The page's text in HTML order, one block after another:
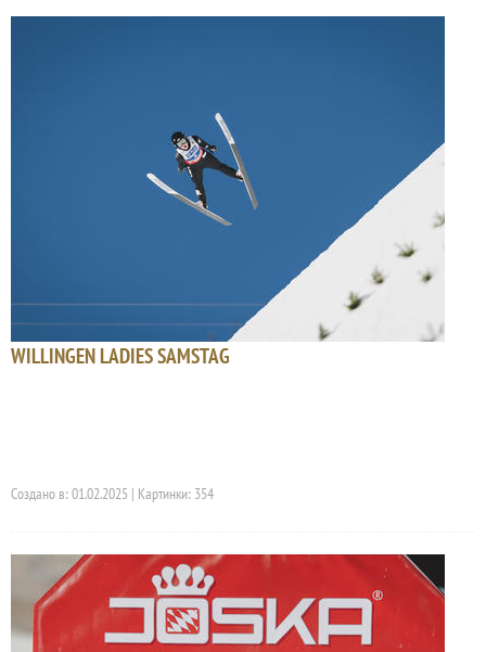
WILLINGEN LADIES SAMSTAG
Создано в: 01.02.2025 | Картинки: 354